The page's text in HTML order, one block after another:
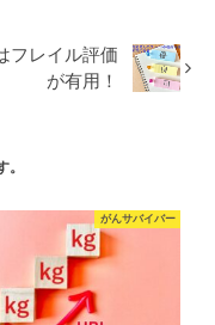
フレイル評価
が有用！
がんサバイバー